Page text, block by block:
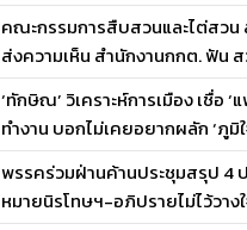
คณะกรรมการสืบสวนและไต่สว
ส่งความเห็น สำนักงานกกต. ฟัน
‘ทักษิณ’ วิเคราะห์การเมือง เชื่อ
ทำงาน บอกไม่เคยอยากผลัก ‘ภูมิ
พรรคร่วมฝ่านค้านประชุมสรุป 4
หมายนิรโทษฯ-อภิปรายไม่ไว้วาง